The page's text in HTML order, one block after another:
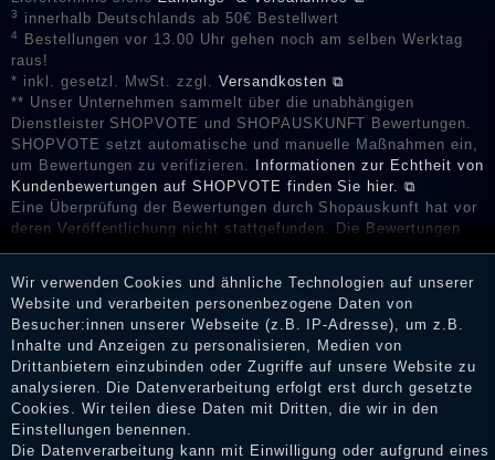
3 innerhalb Deutschlands ab 50€ Bestellwert
4
Bestellungen vor 13.00 Uhr gehen noch am selben Werktag
raus!
* inkl. gesetzl. MwSt. zzgl. Versandkosten ⧉
** Unser Unternehmen sammelt über die unabhängigen
Dienstleister SHOPVOTE und SHOPAUSKUNFT Bewertungen.
SHOPVOTE setzt automatische und manuelle Maßnahmen ein,
um Bewertungen zu verifizieren.
Informationen zur Echtheit von
Kundenbewertungen auf SHOPVOTE finden Sie hier. ⧉
Eine Überprüfung der Bewertungen durch Shopauskunft hat vor
deren Veröffentlichung nicht stattgefunden. Die Bewertungen
Erhalt einer Benachrichtigungs-E-Mail können Händler die
Bewertungen verifizieren und über die erfolgte Verifizierung im
Shop informieren.
Impressum
Wir verwenden Cookies und ähnliche Technologien auf unserer
Website und verarbeiten personenbezogene Daten von
Besucher:innen unserer Webseite (z.B. IP-Adresse), um z.B.
Inhalte und Anzeigen zu personalisieren, Medien von
Drittanbietern einzubinden oder Zugriffe auf unsere Website zu
analysieren. Die Datenverarbeitung erfolgt erst durch gesetzte
Cookies. Wir teilen diese Daten mit Dritten, die wir in den
Einstellungen benennen.
Die Datenverarbeitung kann mit Einwilligung oder aufgrund eines